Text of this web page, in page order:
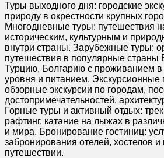
Туры выходного дня: городские
природу в окрестности крупных
Многодневные туры: путешествия
историческим, культурным и
внутри страны. Зарубежные туры:
путешествия в популярные страны
Турцию, Болгарию с проживанием в
уровня и питанием.
обзорные экскурсии по городам,
достопримечательностей,
Горные туры и активный отдых:
рафтинг, катание на лыжах в
и мира. Бронирование гостиниц:
забронирования отелей, хостелов и
путешествии.